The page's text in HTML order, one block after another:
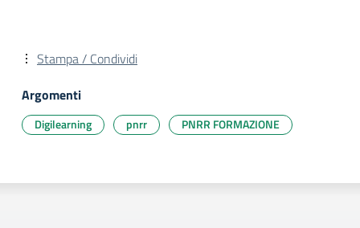
Stampa / Condividi
Argomenti
Digilearning pnrr PNRR FORMAZIONE